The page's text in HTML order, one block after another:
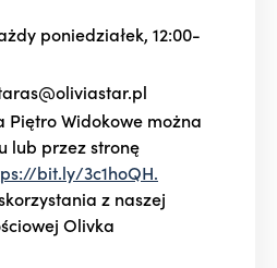
poniedziałek, 12:00-
Piętro Widokowe można
lub przez stronę
bit.ly/3c1hoQH.
z naszej
Olivka